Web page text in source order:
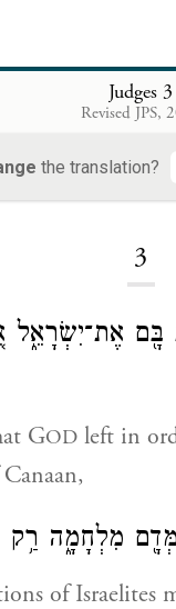
Judges 3
Revised JPS,
the translation?
3
בָּ֖ם אֶת־יִשְׂרָאֵ֑ל
GOD left in
מִלְחָמָ֑ה רַ֥ק
of